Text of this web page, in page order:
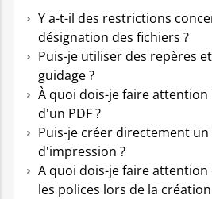
Y a-t-il des restrictions
désignation des fichiers ?
Puis-je utiliser des repères
guidage ?
À quoi dois-je faire
d'un PDF ?
Puis-je créer directement
d'impression ?
A quoi dois-je faire attention
les polices lors de la